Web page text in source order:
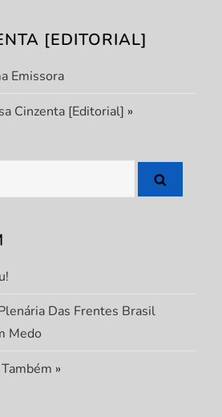
[EDITORIAL]
Emissora
Cinzenta [Editorial] »
Das Frentes Brasil
Medo
»